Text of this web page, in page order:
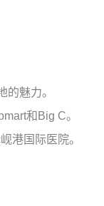
的魅力。
和Big C。
港国际医院。